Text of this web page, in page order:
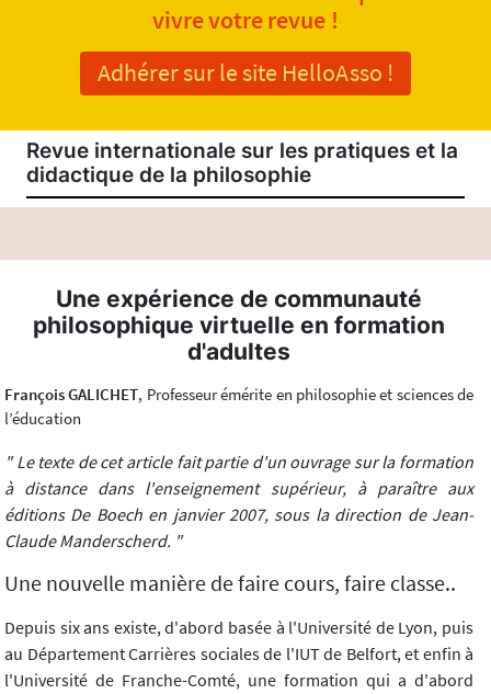
vivre votre revue !
Adhérer sur le site HelloAsso !
Revue internationale sur les pratiques et la
didactique de la philosophie
Une expérience de communauté
philosophique virtuelle en formation
d'adultes
François GALICHET, Professeur émérite en philosophie et sciences de
l’éducation
" Le texte de cet article fait partie d'un ouvrage sur la formation
à distance dans l'enseignement supérieur, à paraître aux
éditions De Boech en janvier 2007, sous la direction de Jean-
Claude Manderscherd. "
Une nouvelle manière de faire cours, faire classe..
Depuis six ans existe, d'abord basée à l'Université de Lyon, puis
au Département Carrières sociales de l'IUT de Belfort, et enfin à
l'Université de Franche-Comté, une formation qui a d'abord